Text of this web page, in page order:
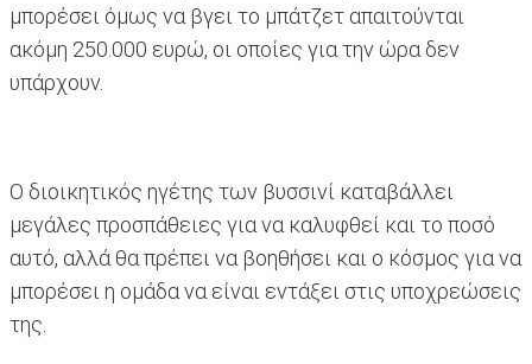
μπορέσει όμως να βγει το μπάτζετ απαιτούνται
ακόμη 250.000 ευρώ, οι οποίες για την ώρα δεν
υπάρχουν.
Ο διοικητικός ηγέτης των βυσσινί καταβάλλει
μεγάλες προσπάθειες για να καλυφθεί και το ποσό
αυτό, αλλά θα πρέπει να βοηθήσει και ο κόσμος για να
μπορέσει η ομάδα να είναι εντάξει στις υποχρεώσεις
της.